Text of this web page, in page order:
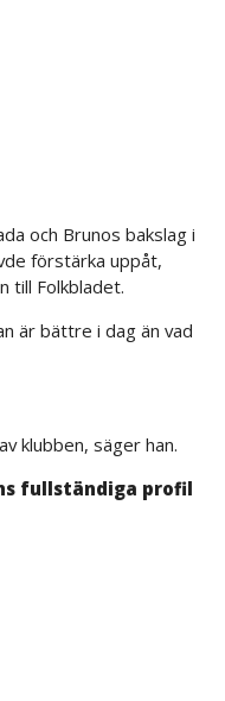
och Brunos bakslag i
förstärka uppåt,
till Folkbladet.
är bättre i dag än vad
klubben, säger han.
fullständiga profil